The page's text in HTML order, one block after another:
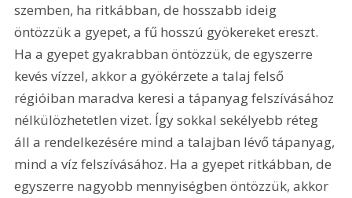
szemben, ha ritkábban, de hosszabb ideig
öntözzük a gyepet, a fű hosszú gyökereket ereszt.
Ha a gyepet gyakrabban öntözzük, de egyszerre
kevés vízzel, akkor a gyökérzete a talaj felső
régióiban maradva keresi a tápanyag felszívásához
nélkülözhetetlen vizet. Így sokkal sekélyebb réteg
áll a rendelkezésére mind a talajban lévő tápanyag,
mind a víz felszívásához. Ha a gyepet ritkábban, de
egyszerre nagyobb mennyiségben öntözzük, akkor